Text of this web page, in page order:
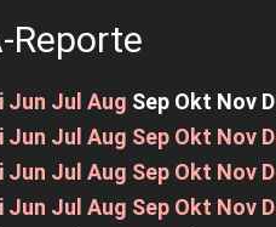
Reporte
Jun Jul Aug Sep Okt Nov
Jun Jul Aug Sep Okt Nov
Jun Jul Aug Sep Okt Nov
Jun Jul Aug Sep Okt Nov